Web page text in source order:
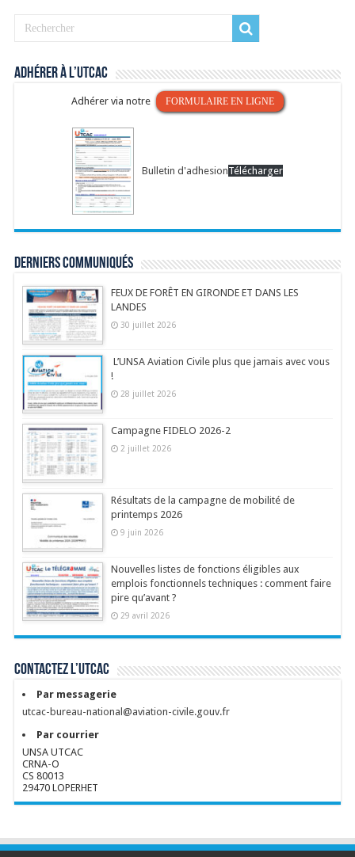
Adhérer à l’UTCAC
Adhérer via notre FORMULAIRE EN LIGNE
Bulletin d'adhesionTélécharger
Derniers communiqués
FEUX DE FORÊT EN GIRONDE ET DANS LES
LANDES
30 juillet 2026
L’UNSA Aviation Civile plus que jamais avec vous
!
28 juillet 2026
Campagne FIDELO 2026-2
2 juillet 2026
Résultats de la campagne de mobilité de
printemps 2026
9 juin 2026
Nouvelles listes de fonctions éligibles aux
emplois fonctionnels techniques : comment faire
pire qu’avant ?
29 avril 2026
Contactez l’UTCAC
Par messagerie
utcac-bureau-national@aviation-civile.gouv.fr
Par courrier
UNSA UTCAC
CRNA-O
CS 80013
29470 LOPERHET